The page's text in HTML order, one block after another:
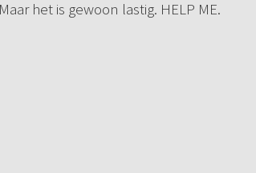
het is gewoon lastig. HELP ME.